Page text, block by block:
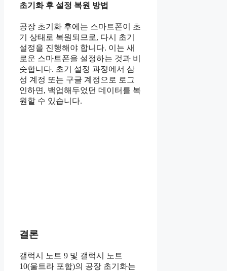
초기화 후 설정 복원 방법
공장 초기화 후에는 스마트폰이 초
기 상태로 복원되므로, 다시 초기
설정을 진행해야 합니다. 이는 새
로운 스마트폰을 설정하는 것과 비
슷합니다. 초기 설정 과정에서 삼
성 계정 또는 구글 계정으로 로그
인하면, 백업해두었던 데이터를 복
원할 수 있습니다.
결론
갤럭시 노트 9 및 갤럭시 노트
10(울트라 포함)의 공장 초기화는